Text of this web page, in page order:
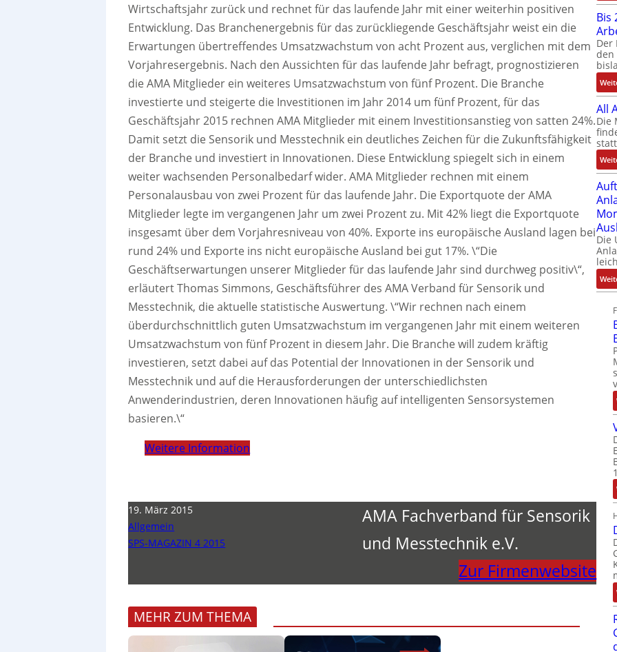
Wirtschaftsjahr zurück und rechnet für das laufende Jahr mit einer weiterhin positiven
Entwicklung. Das Branchenergebnis für das zurückliegende Geschäftsjahr weist ein die
Erwartungen übertreffendes Umsatzwachstum von acht Prozent aus, verglichen mit dem
Vorjahresergebnis. Nach den Aussichten für das laufende Jahr befragt, prognostizieren
die AMA Mitglieder ein weiteres Umsatzwachstum von fünf Prozent. Die Branche
investierte und steigerte die Investitionen im Jahr 2014 um fünf Prozent, für das
Geschäftsjahr 2015 rechnen AMA Mitglieder mit einem Investitionsanstieg von satten 24%.
Damit setzt die Sensorik und Messtechnik ein deutliches Zeichen für die Zukunftsfähigkeit
der Branche und investiert in Innovationen. Diese Entwicklung spiegelt sich in einem
weiter wachsenden Personalbedarf wider. AMA Mitglieder rechnen mit einem
Personalausbau von zwei Prozent für das laufende Jahr. Die Exportquote der AMA
Mitglieder legte im vergangenen Jahr um zwei Prozent zu. Mit 42% liegt die Exportquote
insgesamt über dem Vorjahresniveau von 40%. Exporte ins europäische Ausland lagen bei
rund 24% und Exporte ins nicht europäische Ausland bei gut 17%. \“Die
Geschäftserwartungen unserer Mitglieder für das laufende Jahr sind durchweg positiv\“,
erläutert Thomas Simmons, Geschäftsführer des AMA Verband für Sensorik und
Messtechnik, die aktuelle statistische Auswertung. \“Wir rechnen nach einem
überdurchschnittlich guten Umsatzwachstum im vergangenen Jahr mit einem weiteren
Umsatzwachstum von fünf Prozent in diesem Jahr. Die Branche will zudem kräftig
investieren, setzt dabei auf das Potential der Innovationen in der Sensorik und
Messtechnik und auf die Herausforderungen der unterschiedlichsten
Anwenderindustrien, deren Innovationen häufig auf intelligenten Sensorsystemen
basieren.\“
Weitere Information
19. März 2015
Allgemein
SPS-MAGAZIN 4 2015
AMA Fachverband für Sensorik
und Messtechnik e.V.
Zur Firmenwebsite
MEHR ZUM THEMA
Bis
Der
den
All
Die
Die